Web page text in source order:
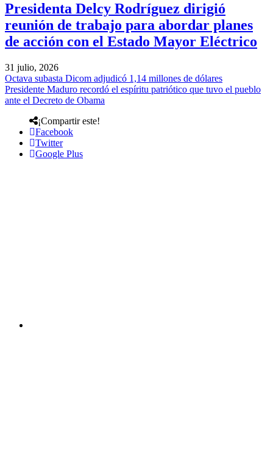
Presidenta Delcy Rodríguez dirigió
reunión de trabajo para abordar planes
de acción con el Estado Mayor Eléctrico
31 julio, 2026
Octava subasta Dicom adjudicó 1,14 millones de dólares
Presidente Maduro recordó el espíritu patriótico que tuvo el pueblo
ante el Decreto de Obama
¡Compartir este!
Facebook
Twitter
Google Plus